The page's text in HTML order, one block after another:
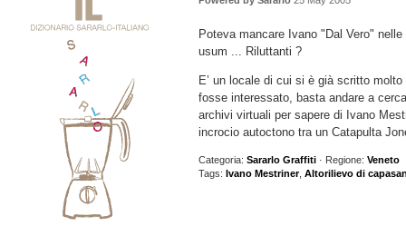
Poteva mancare Ivano "Dal Vero"
usum ... Riluttanti ?
E’ un locale di cui si è già scritto
fosse interessato, basta andare a
archivi virtuali per sapere di Ivano
incrocio autoctono tra un Catapulta
Categoria:Sararlo Graffiti · Regione:Veneto
Tags:Ivano Mestriner,Altorilievo di